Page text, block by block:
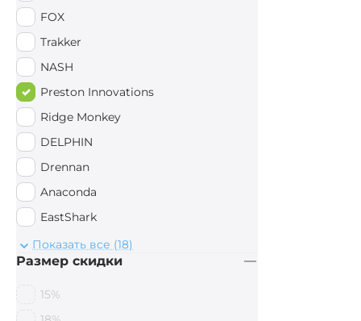
FOX
Trakker
NASH
Preston Innovations
Ridge Monkey
DELPHIN
Drennan
Anaconda
EastShark
Sonik
AVID CARP
Следопыт
Mivardi
Показать все (18)
Размер скидки
15%